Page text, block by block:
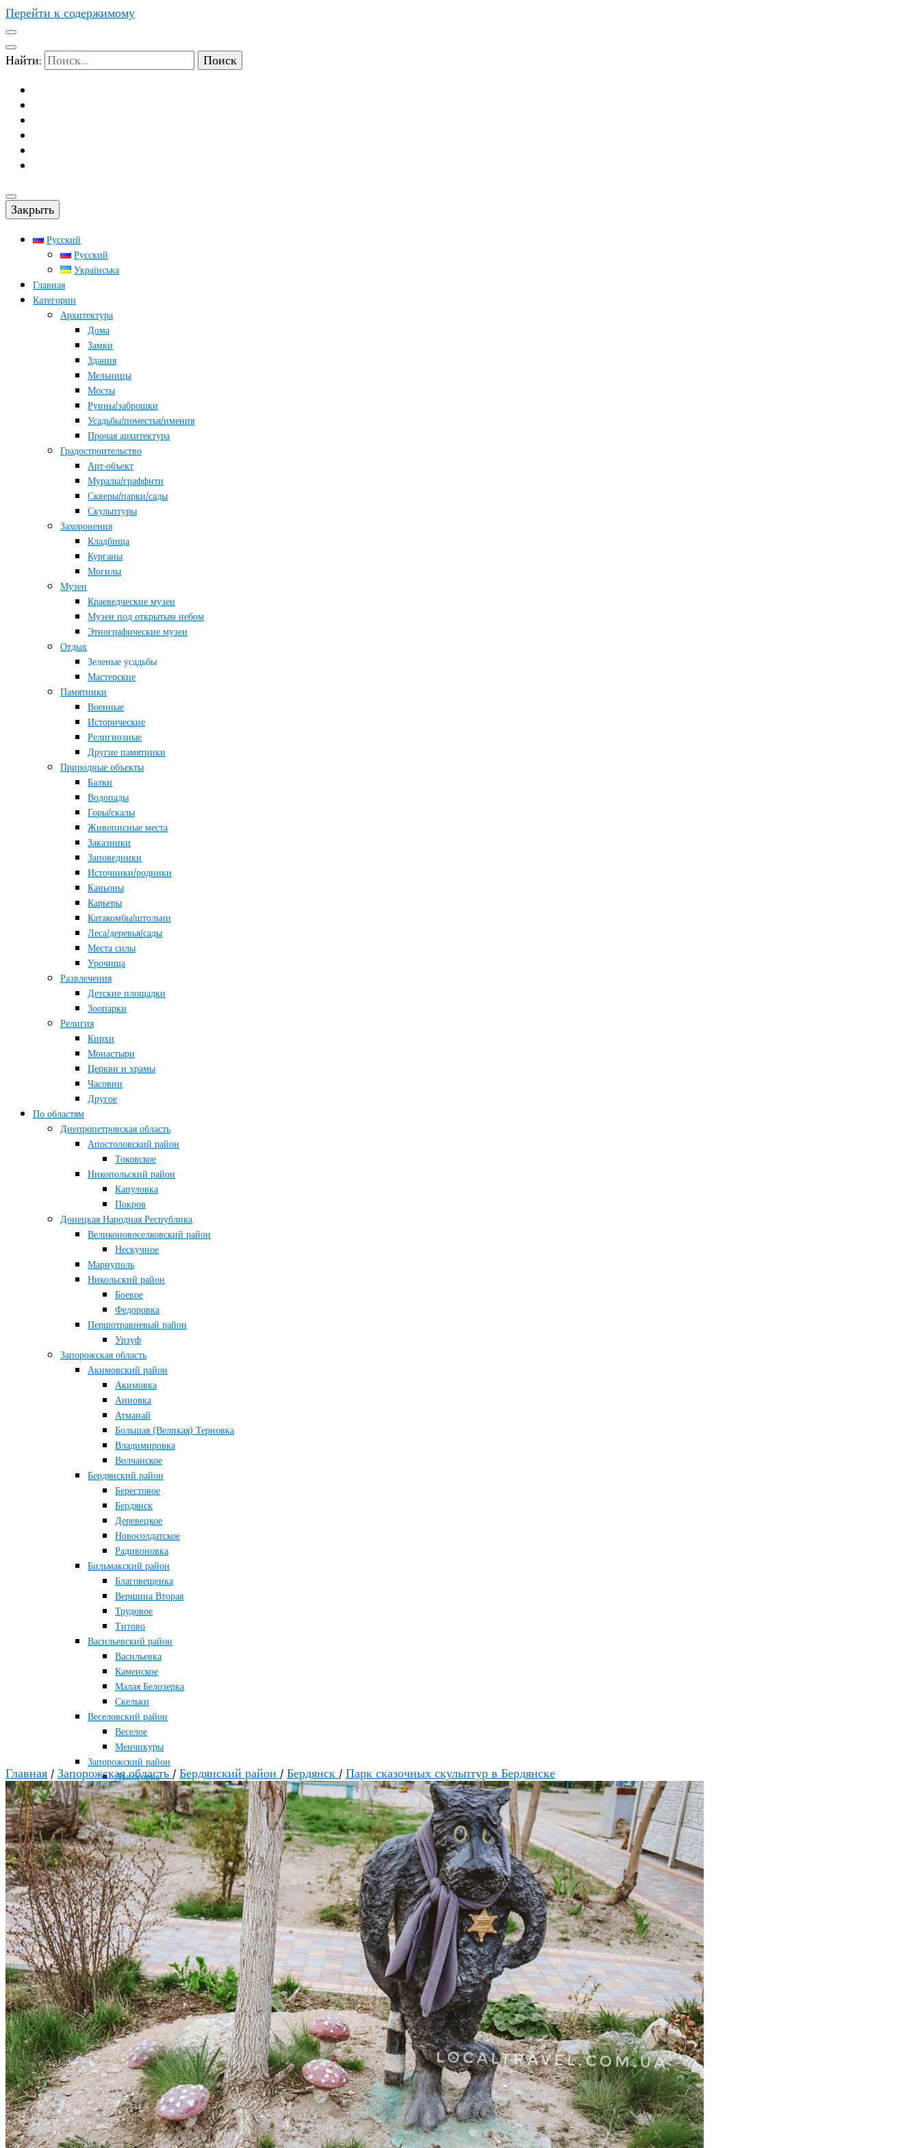
Перейти к содержимому
Найти:
Закрыть
Русский
Русский
Українська
Главная
Категории
Архитектура
Дома
Замки
Здания
Мельницы
Мосты
Руины/заброшки
Усадьбы/поместья/имения
Прочая архитектура
Градостроительство
Арт-объект
Муралы/граффити
Скверы/парки/сады
Скульптуры
Захоронения
Кладбища
Курганы
Могилы
Музеи
Краеведческие музеи
Музеи под открытым небом
Этнографические музеи
Отдых
Зеленые усадьбы
Мастерские
Памятники
Военные
Исторические
Религиозные
Другие памятники
Природные объекты
Балки
Водопады
Горы/скалы
Живописные места
Заказники
Заповедники
Источники/родники
Каньоны
Карьеры
Катакомбы/штольни
Леса/деревья/сады
Места силы
Урочища
Развлечения
Детские площадки
Зоопарки
Религия
Кирхи
Монастыри
Церкви и храмы
Часовни
Другое
По областям
Днепропетровская область
Апостоловский район
Токовское
Никопольский район
Капуловка
Покров
Донецкая Народная Республика
Великоновоселковский район
Нескучное
Мариуполь
Никольский район
Боевое
Федоровка
Першотравневый район
Урзуф
Запорожская область
Акимовский район
Акимовка
Анновка
Атманай
Большая (Великая) Терновка
Владимировка
Волчанское
Бердянский район
Берестовое
Бердянск
Деревецкое
Новосолдатское
Радивоновка
Бильмакский район
Благовещенка
Вершина Вторая
Трудовое
Титово
Васильевский район
Васильевка
Каменское
Малая Белозерка
Скельки
Веселовский район
Веселое
Менчикуры
Запорожский район
Лысогорка
Каменско-Днепровский район
Большая Знаменка
Каменка-Днепровская
Мелитопольский район
Астраханка
Высокое
Заречное
Константиновка
Мелитополь
Мордвиновка
Новопилиповка
Орлово
Садовое
Светлодолинское
Спасское
Старобогдановка
Терпенье
Тихоновка
Михайловский район
Братское
Зразковое
Марьяновка
Плодородное
Новониколаевский район
Главная / Запорожская область / Бердянский район / Бердянск / Парк сказочных скульптур в Бердянске